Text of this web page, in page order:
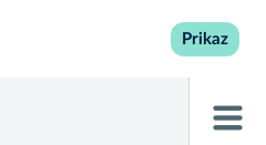
Prikaz